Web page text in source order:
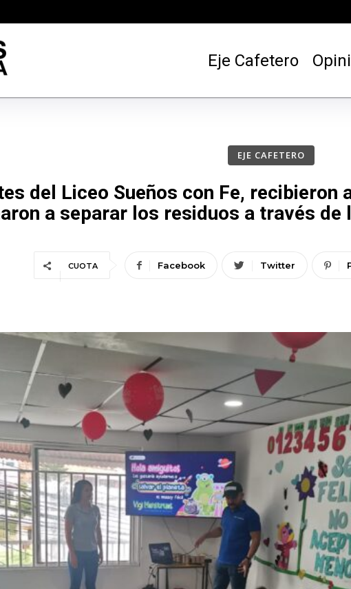
Eje Cafetero
EJE CAFETERO
del Liceo Sueños con Fe,
a separar los residuos a través
CUOTA Facebook Twitter